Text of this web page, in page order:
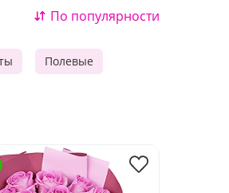
По популярности
Полевые